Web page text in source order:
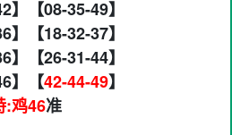
】【08-35-49】
】【18-32-37】
】【26-31-44】
】【42-44-49】
:鸡46准